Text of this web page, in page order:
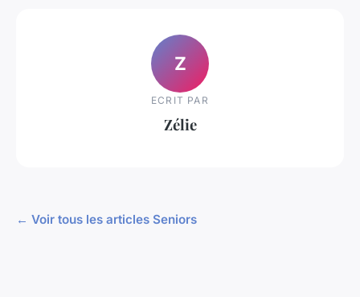
Z
ECRIT PAR
Zélie
← Voir tous les articles Seniors